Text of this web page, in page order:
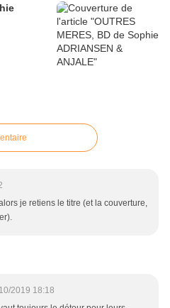
je retiens le titre (et la couverture,
2019 18:18